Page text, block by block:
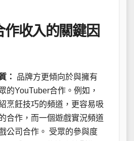
作收入的關鍵因
：
品牌方更傾向於與擁有
的YouTuber合作。例如，
烹飪技巧的頻道，更容易吸
合作，而一個遊戲實況頻道
公司合作。 受眾的參與度